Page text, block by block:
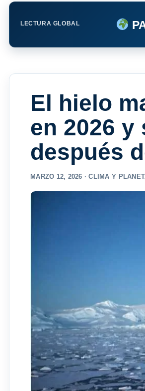
LECTURA GLOBAL
El hielo
en 2026 y
después
MARZO 12, 2026 ·CLIMA Y